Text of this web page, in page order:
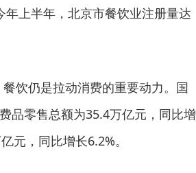
年上半年，北京市餐饮业注册量达
饮仍是拉动消费的重要动力。国
品零售总额为35.4万亿元，同比增
元，同比增长6.2%。